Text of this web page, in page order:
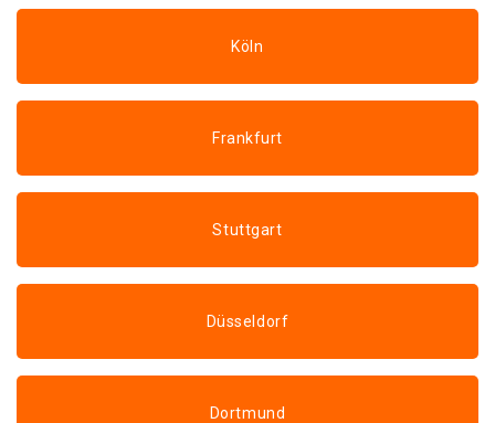
Köln
Frankfurt
Stuttgart
Düsseldorf
Dortmund